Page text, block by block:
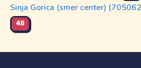
Sinja Gorica (smer center)
48